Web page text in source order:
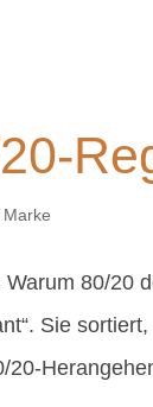
80/20
Sie
20-